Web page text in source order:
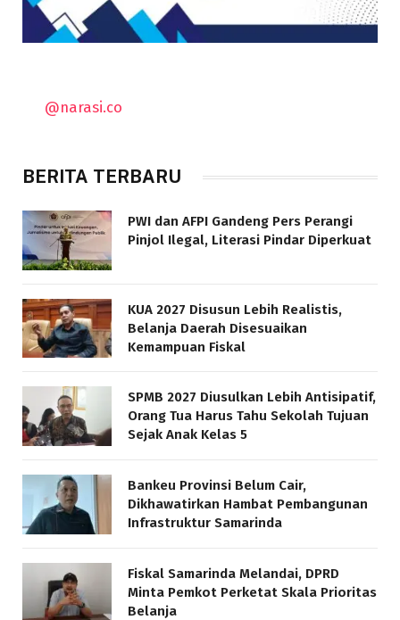
@narasi.co
BERITA TERBARU
PWI dan AFPI Gandeng Pers Perangi
Pinjol Ilegal, Literasi Pindar Diperkuat
KUA 2027 Disusun Lebih Realistis,
Belanja Daerah Disesuaikan
Kemampuan Fiskal
SPMB 2027 Diusulkan Lebih Antisipatif,
Orang Tua Harus Tahu Sekolah Tujuan
Sejak Anak Kelas 5
Bankeu Provinsi Belum Cair,
Dikhawatirkan Hambat Pembangunan
Infrastruktur Samarinda
Fiskal Samarinda Melandai, DPRD
Minta Pemkot Perketat Skala Prioritas
Belanja